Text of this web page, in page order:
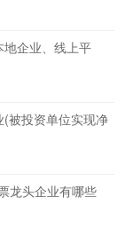
企业、线上平
被投资单位实现净
龙头企业有哪些